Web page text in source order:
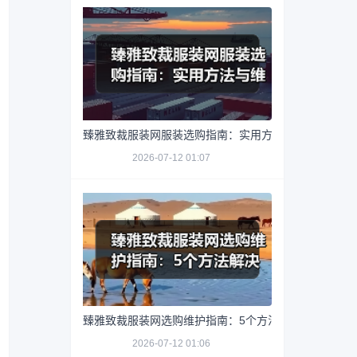
臻雅致裁服装网服装选购指南：实用方法与维护技巧
2026-07-12 01:07
臻雅致裁服装网选购维护指南：5个方法解决网购踩坑
2026-07-12 01:06